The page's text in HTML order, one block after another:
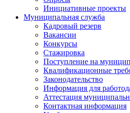
Инициативные проекты
Муниципальная служба
Кадровый резерв
Вакансии
Конкурсы
Стажировка
Поступление на
Квалификационные
Законодательство
Информация для
Аттестация
Контактная информация